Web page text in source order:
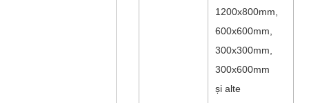
1200x800mm,
600x600mm,
300x300mm,
300x600mm
și alte